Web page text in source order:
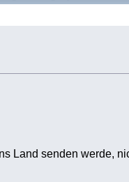
Land senden werde,